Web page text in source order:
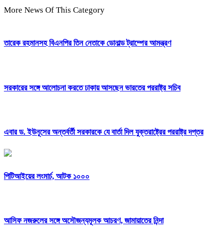
More News Of This Category
তারেক রহমানসহ বিএনপির তিন নেতাকে ডোনাল্ড ট্রাম্পের আমন্ত্রণ
সরকারের সঙ্গে আলোচনা করতে ঢাকায় আসছেন ভারতের পররাষ্ট্র সচিব
এবার ড. ইউনূসের অন্তর্বর্তী সরকারকে যে বার্তা দিল যুক্তরাষ্ট্রের পররাষ্ট্র দপ্তর
পিটিআইয়ের লংমার্চ, আটক ১০০০
আসিফ নজরুলের সঙ্গে অসৌজন্যমূলক আচরণ, জামায়াতের নিন্দা